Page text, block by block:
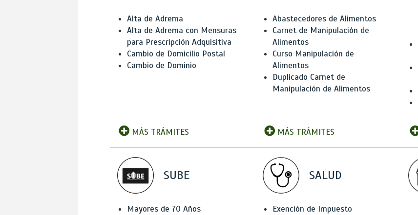
Alta de Adrema
Alta de Adrema con Mensuras
para Prescripción Adquisitiva
Cambio de Domicilio Postal
Cambio de Dominio
MÁS TRÁMITES
Abastecedores de Alimentos
Carnet de Manipulación de
Alimentos
Curso Manipulación de
Alimentos
Duplicado Carnet de
Manipulación de Alimentos
MÁS TRÁMITES
SUBE
Mayores de 70 Años
SALUD
Exención de Impuesto